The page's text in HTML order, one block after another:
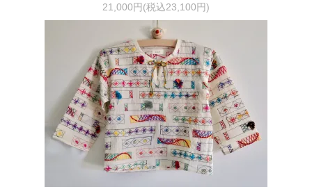
21,000円(税込23,100円)